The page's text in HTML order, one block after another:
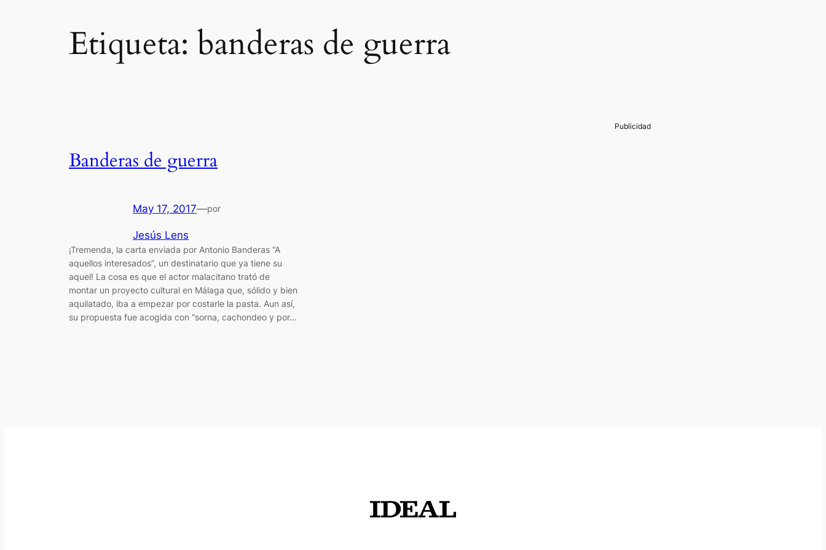
Etiqueta: banderas de guerra
Banderas de guerra
May 17, 2017—por
Jesús Lens
¡Tremenda, la carta enviada por Antonio Banderas “A
aquellos interesados”, un destinatario que ya tiene su
aquel! La cosa es que el actor malacitano trató de
montar un proyecto cultural en Málaga que, sólido y bien
aquilatado, iba a empezar por costarle la pasta. Aun así,
su propuesta fue acogida con “sorna, cachondeo y por…